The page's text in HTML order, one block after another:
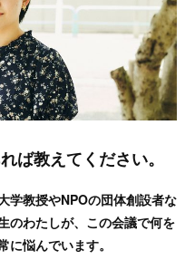
ば教えてください。
学教授やNPOの団体創設者な
のわたしが、この会議で何を
悩んでいます。